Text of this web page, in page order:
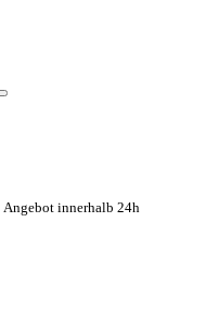
Angebot innerhalb 24h